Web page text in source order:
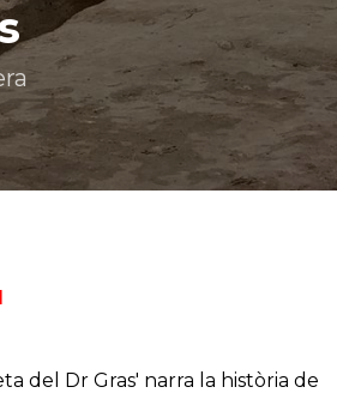
del Dr Gras' narra la història de